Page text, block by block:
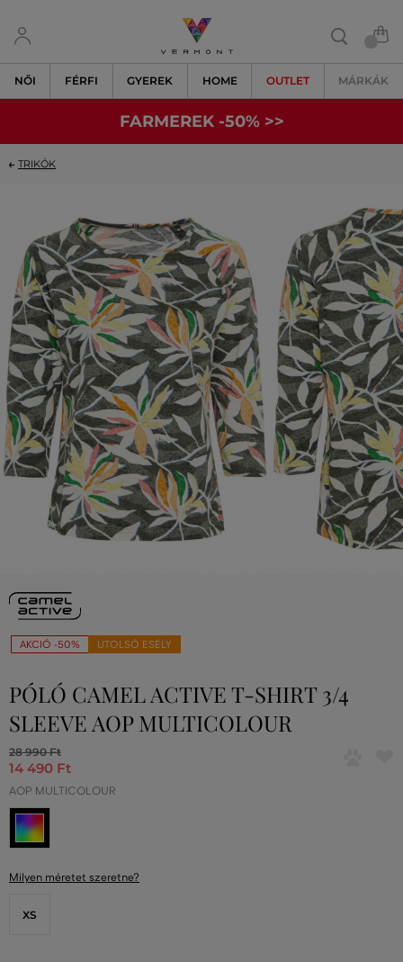
NŐI FÉRFI GYEREK HOME OUTLET MÁRKÁK
FARMEREK -50% >>
TRIKÓK
AKCIÓ -50% UTOLSÓ ESÉLY
PÓLÓ CAMEL ACTIVE T-SHIRT 3/4
SLEEVE AOP MULTICOLOUR
28 990 Ft
14 490 Ft
AOP MULTICOLOUR
Milyen méretet szeretne?
XS